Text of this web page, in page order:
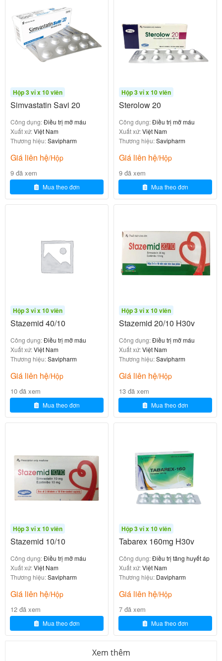
Thuốc không chứa gluten, phù hợp với một số đối
tượng nhạy cảm.
Công dụng và chỉ định của Savi Losartan
Theo hướng dẫn từ Nhà thuốc Bạch Mai và các tài
Điều trị tăng huyết áp (hypertension) nguyên
phát hoặc thứ phát ở người lớn:
Dùng khi tăng huyết áp không kiểm soát tốt
bằng losartan hoặc hydrochlorothiazide đơn
độc.
Dùng đơn độc hoặc phối hợp với các thuốc
ventricular hypertrophy – LVH):
Giảm nguy cơ đột quỵ (stroke) ở bệnh nhân
tăng huyết áp có phì đại thất trái.
Giảm nguy cơ biến cố tim mạch:
Thuốc đặc biệt hữu ích cho bệnh nhân cần liều thấp
HCT để giảm tác dụng phụ (như hạ kali máu) mà vẫn
đạt hiệu quả hạ áp tốt.
Cơ chế tác dụng của Savi Losartan Plus
HCT 50/12.5
Losartan kali: Là chất đối kháng chọn lọc thụ thể
angiotensin II → giãn mạch, giảm sức cản ngoại
biên, giảm huyết áp. Đồng thời bảo vệ tim và thận
bằng cách giảm phì đại thất trái và protein niệu.
Hydrochlorothiazide
: Lợi tiểu thiazide, tăng bài
tiết natri và nước ở ống thận xa → giảm thể tích
máu nhẹ (bù trừ bởi Losartan có tác dụng giữ kali).
Sự kết hợp tạo hiệu quả hiệp đồng: hạ huyết áp trung
bình 15–20 mmHg tâm thu và 8–12 mmHg tâm
trương, tác dụng kéo dài 24 giờ (uống 1 lần/ngày).
Liều dùng Savi Losartan Plus HCT 50/12.5
chuẩn theo hướng dẫn
Liều dùng phải do bác sĩ tim mạch chỉ định, điều
Hộp 3 vỉ x 10 viên
Simvastatin Savi 20
Công dụng:Điều trị mỡ máu
Xuất xứ:Việt Nam
Thương hiệu:Savipharm
Giá liên hệ/Hộp
9 đã xem
Mua theo đơn
Hộp 3 vỉ x 10 viên
Sterolow 20
Công dụng:Điều trị mỡ máu
Xuất xứ:Việt Nam
Thương hiệu:Savipharm
Giá liên hệ/Hộp
9 đã xem
Mua theo đơn
Hộp 3 vỉ x 10 viên
Stazemid 40/10
Công dụng:Điều trị mỡ máu
Xuất xứ:Việt Nam
Thương hiệu:Savipharm
Giá liên hệ/Hộp
10 đã xem
Mua theo đơn
Hộp 3 vỉ x 10 viên
Stazemid 20/10 H30v
Công dụng:Điều trị mỡ máu
Xuất xứ:Việt Nam
Thương hiệu:Savipharm
Giá liên hệ/Hộp
13 đã xem
Mua theo đơn
Hộp 3 vỉ x 10 viên
Stazemid 10/10
Công dụng:Điều trị mỡ máu
Xuất xứ:Việt Nam
Thương hiệu:Savipharm
Giá liên hệ/Hộp
12 đã xem
Mua theo đơn
Hộp 3 vỉ x 10 viên
Tabarex 160mg H30v
Công dụng:Điều trị tăng huyết áp
Xuất xứ:Việt Nam
Thương hiệu: Davipharm
Giá liên hệ/Hộp
7 đã xem
Mua theo đơn
Xem thêm